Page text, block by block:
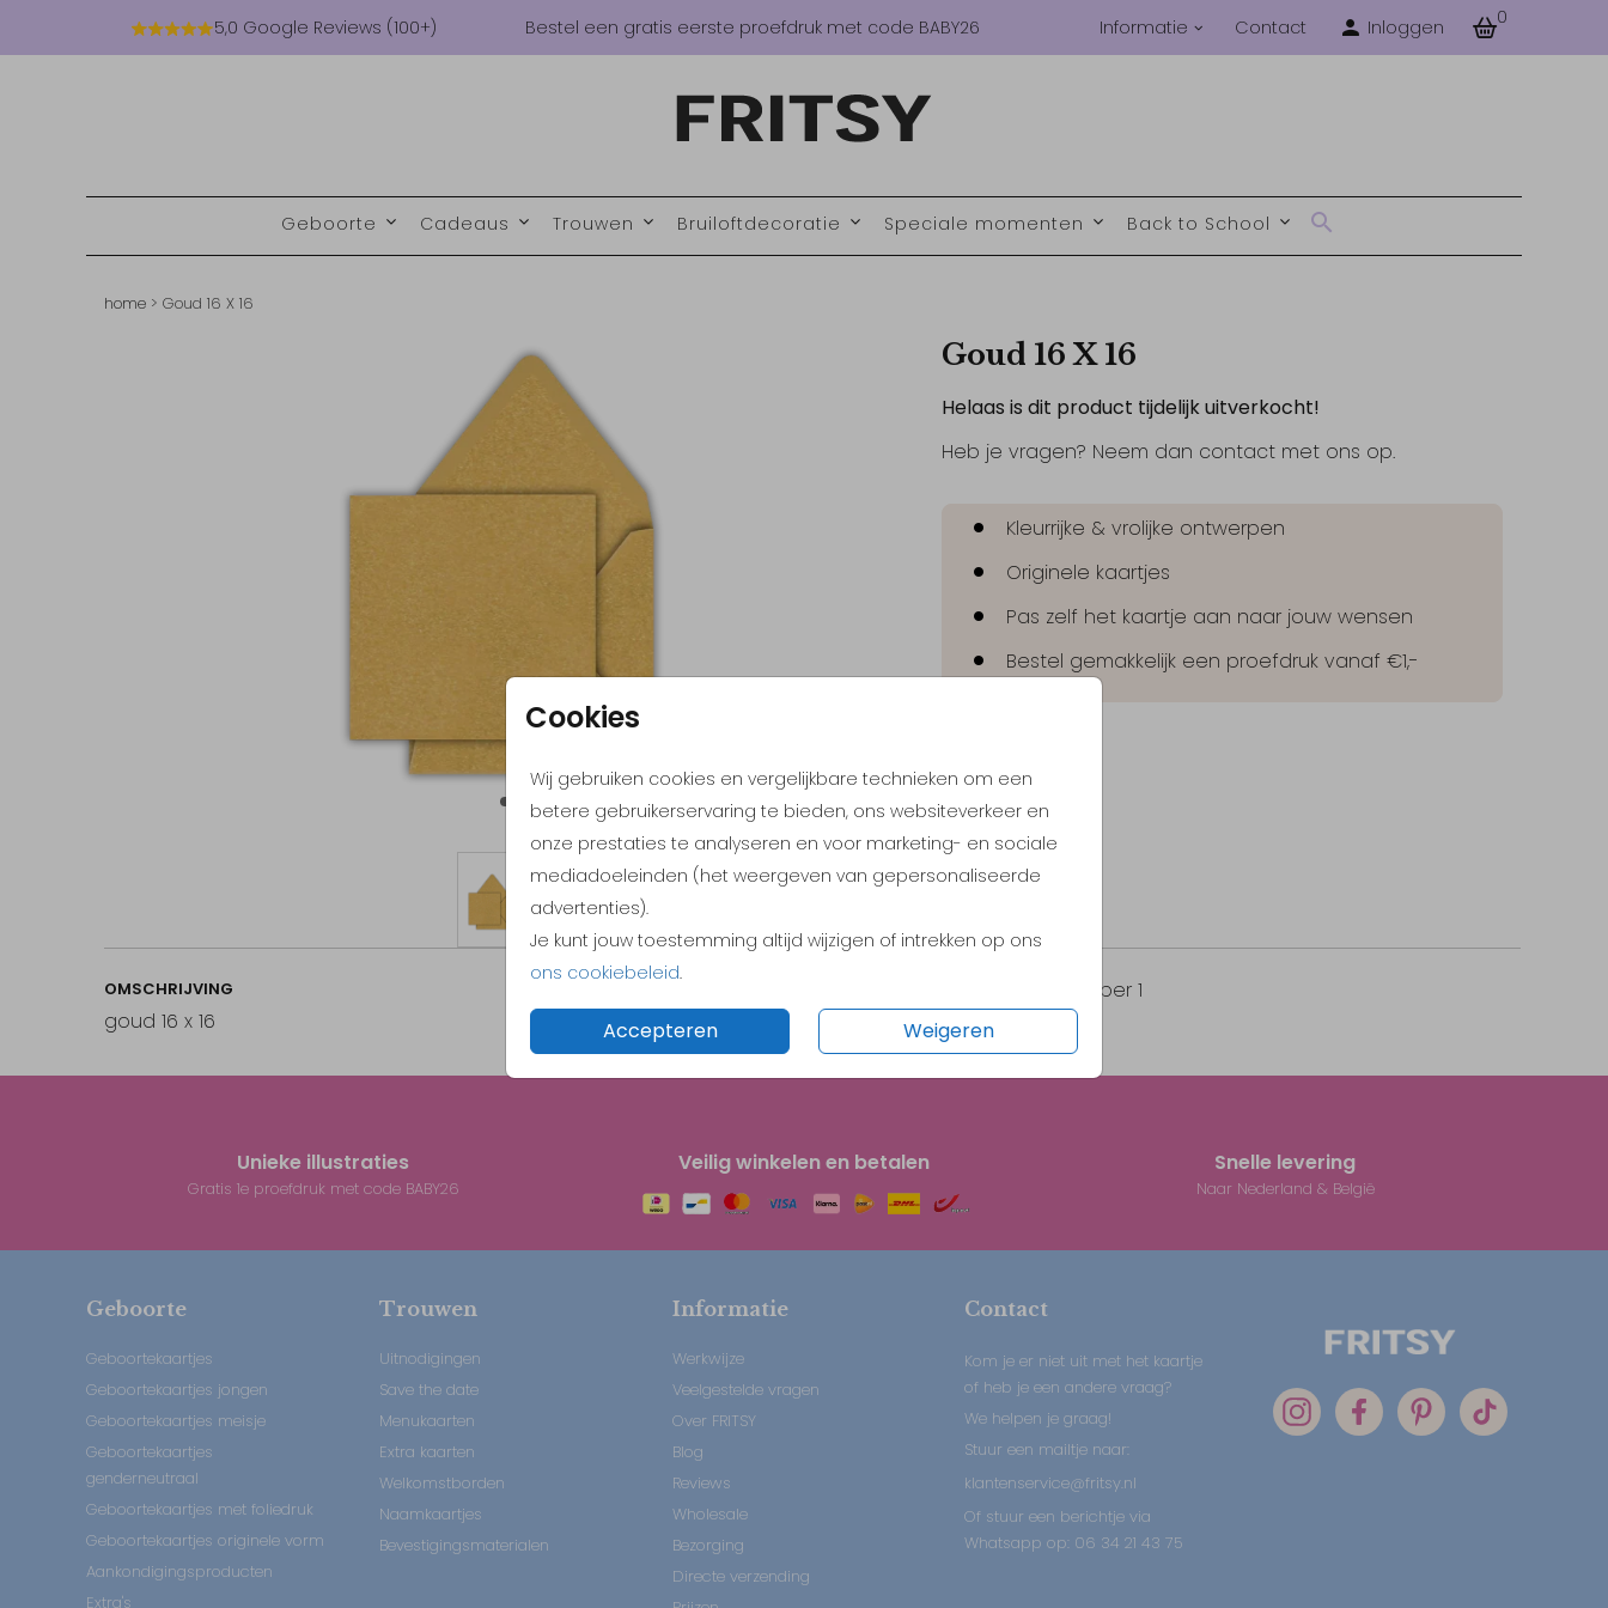
5,0 Google Reviews (100+) Bestel een gratis eerste proefdruk met code BABY26 Informatie Contact Inloggen 0
Geboorte Cadeaus Trouwen Bruiloftdecoratie Speciale momenten Back to School
Cookies
Wij gebruiken cookies en vergelijkbare technieken om een
betere gebruikerservaring te bieden, ons websiteverkeer en
onze prestaties te analyseren en voor marketing- en sociale
mediadoeleinden (het weergeven van gepersonaliseerde
advertenties).
Je kunt jouw toestemming altijd wijzigen of intrekken op ons
ons cookiebeleid.
Accepteren Weigeren
home > Goud 16 X 16
Goud 16 X 16
Helaas is dit product tijdelijk uitverkocht!
Heb je vragen? Neem dan contact met ons op.
Kleurrijke & vrolijke ontwerpen
Originele kaartjes
Pas zelf het kaartje aan naar jouw wensen
Bestel gemakkelijk een proefdruk vanaf €1,-
OMSCHRIJVING
goud 16 x 16
per 1
Unieke illustraties
Gratis 1e proefdruk met code BABY26
Veilig winkelen en betalen Snelle levering
Naar Nederland & België
Geboorte
Geboortekaartjes
Geboortekaartjes jongen
Geboortekaartjes meisje
Geboortekaartjes
genderneutraal
Geboortekaartjes met foliedruk
Geboortekaartjes originele vorm
Aankondigingsproducten
Extra's
Trouwen
Uitnodigingen
Save the date
Menukaarten
Extra kaarten
Welkomstborden
Naamkaartjes
Bevestigingsmaterialen
Informatie
Werkwijze
Veelgestelde vragen
Over FRITSY
Blog
Reviews
Wholesale
Bezorging
Directe verzending
Contact
Kom je er niet uit met het kaartje
of heb je een andere vraag?
We helpen je graag!
Stuur een mailtje naar:
klantenservice@fritsy.nl
Of stuur een berichtje via
Whatsapp op: 06 34 21 43 75